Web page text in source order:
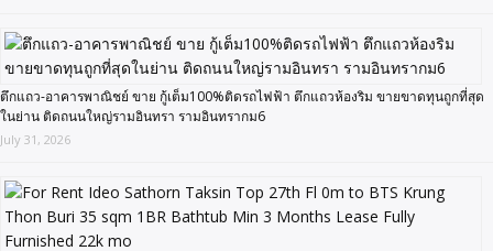
ตึกแถว-อาคารพาณิชย์ ขาย กู้เต็ม100%ติดรถไฟฟ้า ตึกแถวห้องริม ขายขาดทุนถูกที่สุด
ในย่าน ติดถนนใหญ่รามอินทรา รามอินทรากม6
July 31, 2026